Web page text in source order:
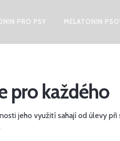
PRO PSY MELATONIN
pro každého
jeho využití sahají od úlevy